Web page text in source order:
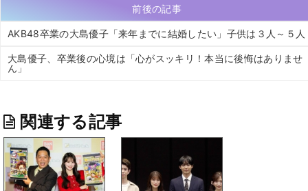
前後の記事
AKB48卒業の大島優子「来年までに結婚したい」子供は３人～５人
大島優子、卒業後の心境は「心がスッキリ！本当に後悔はありませ
ん」
関連する記事